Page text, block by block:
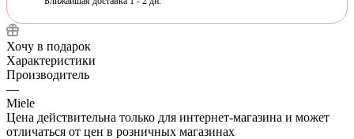
Хочу в подарок
Характеристики
Производитель
—
Miele
Цена действительна только для интернет-магазина и может
отличаться от цен в розничных магазинах